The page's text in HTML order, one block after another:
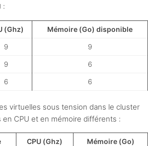
:
(Ghz) Mémoire (Go) disponible
9 9
9 6
6 6
virtuelles sous tension dans le cluster
en CPU et en mémoire différents :
CPU (Ghz) Mémoire (Go)